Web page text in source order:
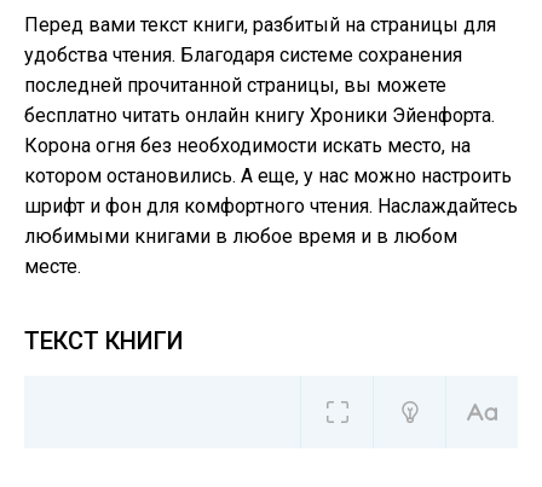
Перед вами текст книги, разбитый на страницы для
удобства чтения. Благодаря системе сохранения
последней прочитанной страницы, вы можете
бесплатно читать онлайн книгу Хроники Эйенфорта.
Корона огня без необходимости искать место, на
котором остановились. А еще, у нас можно настроить
шрифт и фон для комфортного чтения. Наслаждайтесь
любимыми книгами в любое время и в любом
месте.
ТЕКСТ КНИГИ